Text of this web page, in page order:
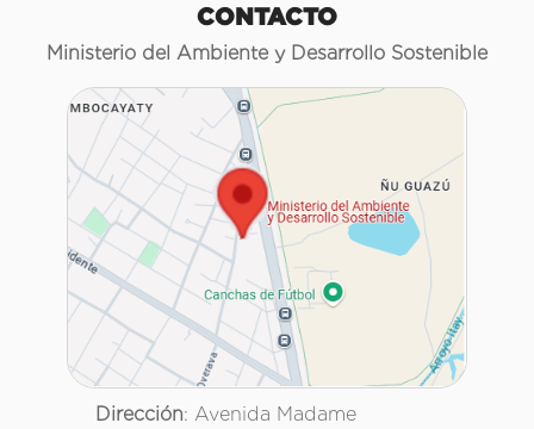
CONTACTO
Ministerio del Ambiente y Desarrollo Sostenible
Dirección: Avenida Madame